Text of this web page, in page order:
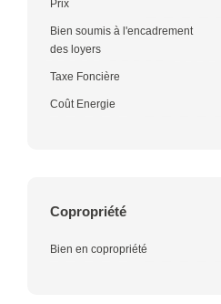
Prix
Bien soumis à l'encadrement
des loyers
Taxe Foncière
Coût Energie
Copropriété
Bien en copropriété